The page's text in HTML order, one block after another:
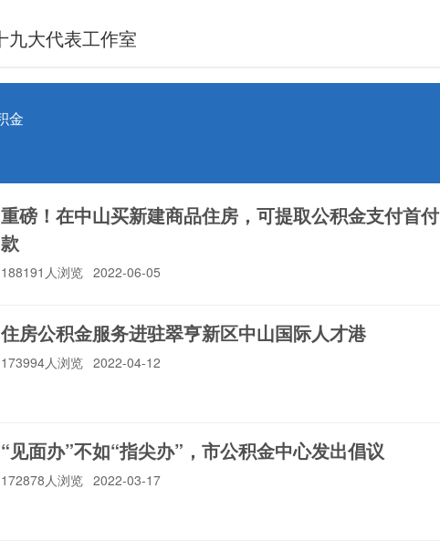
九大代表工作室
金
重磅！在中山买新建商品住房，可提取公积金支付首付
款
188191人浏览 2022-06-05
住房公积金服务进驻翠亨新区中山国际人才港
173994人浏览 2022-04-12
“见面办”不如“指尖办”，市公积金中心发出倡议
172878人浏览 2022-03-17